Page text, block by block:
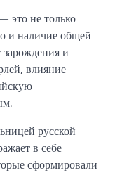
это не только
и наличие общей
и
влияние
русской
в себе
сформировали